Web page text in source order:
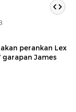
akan perankan Lex
' garapan James